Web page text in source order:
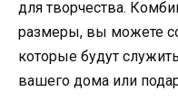
для творчества.
размеры, вы можете
которые будут
вашего дома или